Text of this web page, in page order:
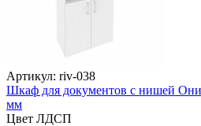
Артикул: riv-038
Шкаф для документов с нишей
мм
Цвет ЛДСП